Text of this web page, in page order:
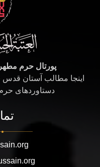
پورتال حرم
اینجا مطالب آستان قدس
دستاوردهای